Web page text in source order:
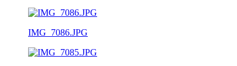
IMG_7086.JPG